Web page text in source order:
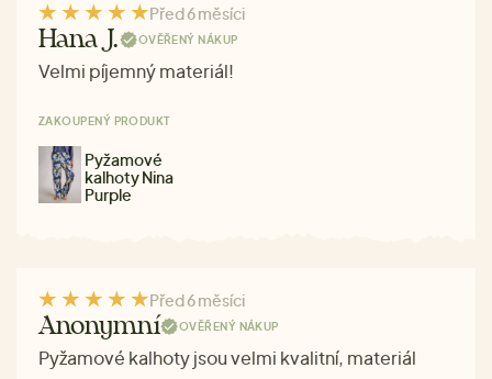
Před 6 měsíci
Hana J. OVĚŘENÝ NÁKUP
Velmi píjemný materiál!
ZAKOUPENÝ PRODUKT
Pyžamové
kalhoty Nina
Purple
Před 6 měsíci
Anonymní OVĚŘENÝ NÁKUP
Pyžamové kalhoty jsou velmi kvalitní, materiál